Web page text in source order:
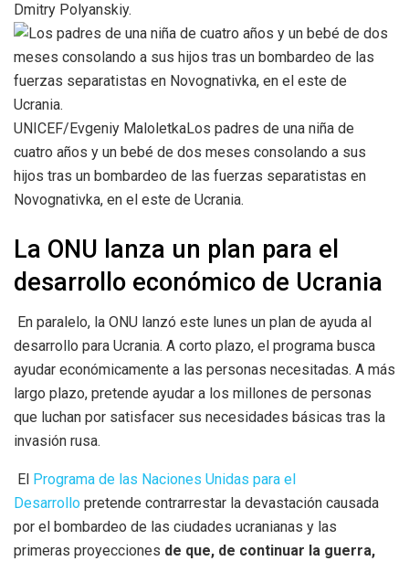
Dmitry Polyanskiy.
UNICEF/Evgeniy MaloletkaLos padres de una niña de
cuatro años y un bebé de dos meses consolando a sus
hijos tras un bombardeo de las fuerzas separatistas en
Novognativka, en el este de Ucrania.
La ONU lanza un plan para el
desarrollo económico de Ucrania
En paralelo, la ONU lanzó este lunes un plan de ayuda al
desarrollo para Ucrania. A corto plazo, el programa busca
ayudar económicamente a las personas necesitadas. A más
largo plazo, pretende ayudar a los millones de personas
que luchan por satisfacer sus necesidades básicas tras la
invasión rusa.
El Programa de las Naciones Unidas para el
Desarrollo pretende contrarrestar la devastación causada
por el bombardeo de las ciudades ucranianas y las
primeras proyecciones de que, de continuar la guerra,